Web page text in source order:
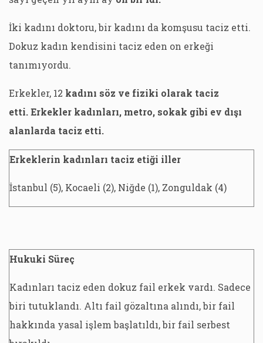
İki kadını doktoru, bir kadını da komşusu taciz etti.
Dokuz kadın kendisini taciz eden on erkeği
tanımıyordu.
Erkekler, 12 kadını söz ve fiziki olarak taciz
etti. Erkekler kadınları, metro, sokak gibi ev dışı
alanlarda taciz etti.
Erkeklerin kadınları taciz etiği iller
İstanbul (5), Kocaeli (2), Niğde (1), Zonguldak (4)
Hukuki Süreç
Kadınları taciz eden dokuz fail erkek vardı. Sadece
biri tutuklandı. Altı fail gözaltına alındı, bir fail
hakkında yasal işlem başlatıldı, bir fail serbest